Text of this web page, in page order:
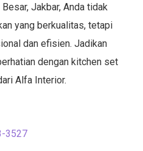
Jakbar, Anda tidak
yang berkualitas, tetapi
dan efisien. Jadikan
dengan kitchen set
Alfa Interior.
3527